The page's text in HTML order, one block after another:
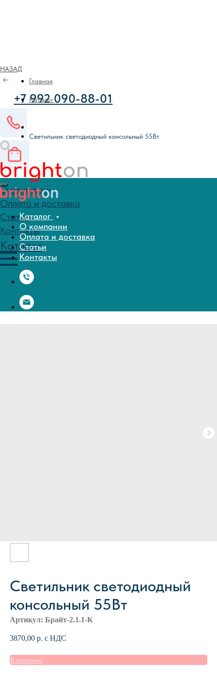
+7 992 090-88-01
О компании
Оплата и доставка
Статьи
Контакты
Каталог
НАЗАД
Главная
/
Каталог
/
/
Светильник светодиодный консольный 55Вт
Каталог
О компании
Оплата и доставка
Статьи
Контакты
Светильник светодиодный
консольный 55Вт
Артикул: Брайт-2.1.1-К
3870,00 р. с НДС
В корзину